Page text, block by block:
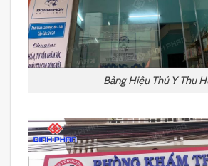
Bảng Hiệu Thú Y Thu